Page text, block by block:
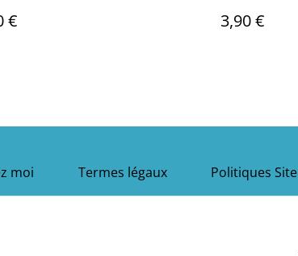
€
3,90 €
moi Termes légaux Politiques Site